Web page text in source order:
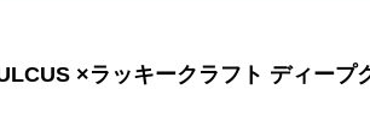
×ラッキークラフト ディー